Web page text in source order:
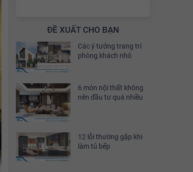
ĐỀ XUẤT CHO BẠN
Các ý tưởng trang trí
phòng khách nhỏ
6 món nội thất không
nên đầu tư quá nhiều
12 lỗi thường gặp khi
làm tủ bếp